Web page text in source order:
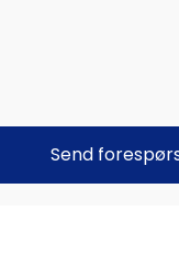
Send